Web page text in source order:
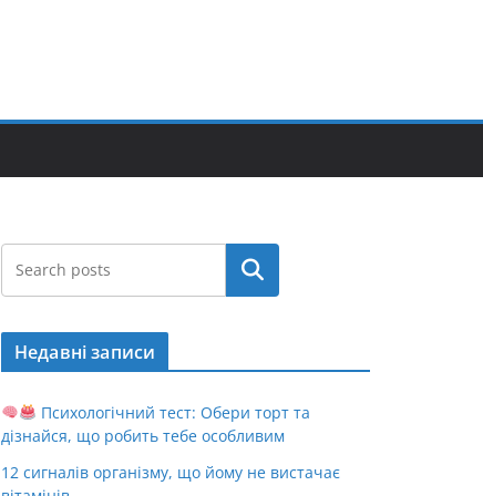
Пошук
Недавні записи
Психологічний тест: Обери торт та
дізнайся, що робить тебе особливим
12 сигналів організму, що йому не вистачає